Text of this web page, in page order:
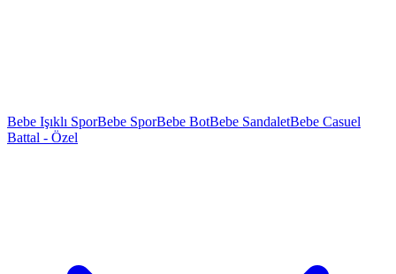
Bebe Işıklı SporBebe SporBebe BotBebe SandaletBebe Casuel
Battal - Özel